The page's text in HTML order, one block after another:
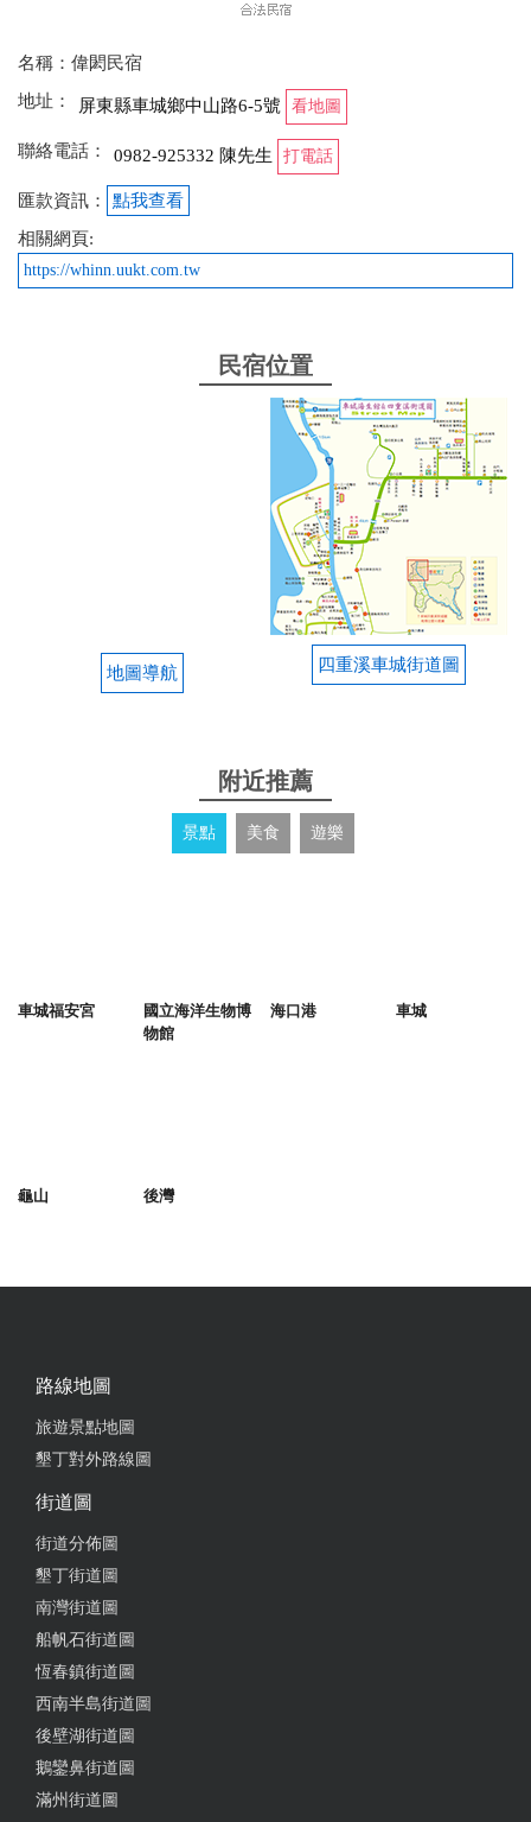
名稱：偉閎民宿
地址：
屏東縣車城鄉中山路6-5號 看地圖
聯絡電話： 0982-925332 陳先生 打電話
匯款資訊：
點我查看
相關網頁:
https://whinn.uukt.com.tw
民宿位置
地圖導航 四重溪車城街道圖
附近推薦
景點 美食 遊樂
車城福安宮
國立海洋生物博
物館
海口港 車城
龜山 後灣
路線地圖
旅遊景點地圖
墾丁對外路線圖
街道圖
街道分佈圖
墾丁街道圖
南灣街道圖
船帆石街道圖
恆春鎮街道圖
西南半島街道圖
後壁湖街道圖
鵝鑾鼻街道圖
滿州街道圖